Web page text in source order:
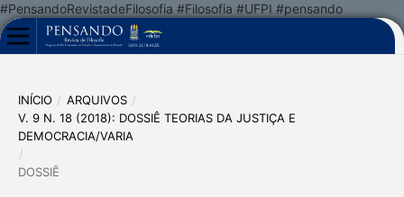
#PensandoRevistadeFilosofia #Filosofia #UFPI #pensando
INÍCIO / ARQUIVOS /
V. 9 N. 18 (2018): DOSSIÊ TEORIAS DA JUSTIÇA E
DEMOCRACIA/VARIA
/
DOSSIÊ